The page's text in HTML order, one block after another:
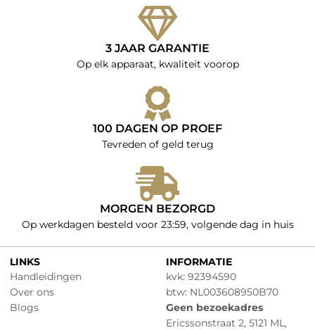
3 JAAR GARANTIE
Op elk apparaat, kwaliteit voorop
100 DAGEN OP PROEF
Tevreden of geld terug
MORGEN BEZORGD
Op werkdagen besteld voor 23:59, volgende dag in huis
LINKS
Handleidingen
Over ons
Blogs
INFORMATIE
kvk: 92394590
btw: NL003608950B70
Geen bezoekadres
Ericssonstraat 2, 5121 ML,